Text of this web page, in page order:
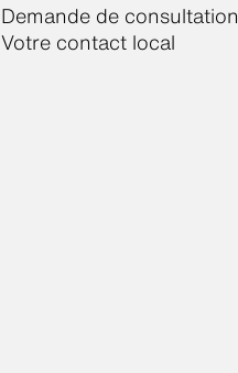
Demande de consultation
Votre contact local